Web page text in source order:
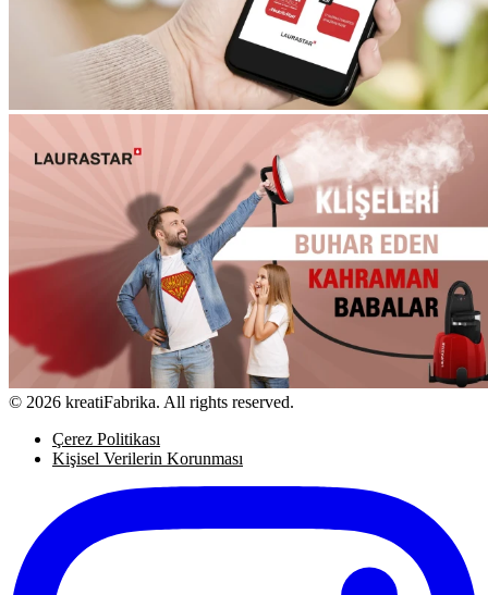
© 2026 kreatiFabrika. All rights reserved.
Çerez Politikası
Kişisel Verilerin Korunması